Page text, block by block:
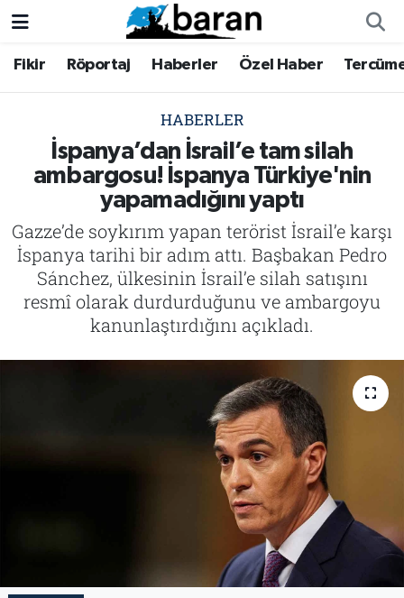
Fikir Röportaj Haberler Özel Haber
HABERLER
İspanya’dan İsrail’e tam silah
ambargosu! İspanya Türkiye'nin
yapamadığını yaptı
Gazze’de soykırım yapan terörist İsrail’e karşı
İspanya tarihi bir adım attı. Başbakan Pedro
Sánchez, ülkesinin İsrail’e silah satışını
resmî olarak durdurduğunu ve ambargoyu
kanunlaştırdığını açıkladı.
Fikir
Haberler
Özel Haber
Tercüme
İktibas
Fikir
Haberler
Özel Haber
Tercüme
İktibas
Nöbetçi Eczaneler
Trafik Durumu
Süper Lig Puan Durumu ve Fikstür
Tüm Manşetler
Son Dakika Haberleri